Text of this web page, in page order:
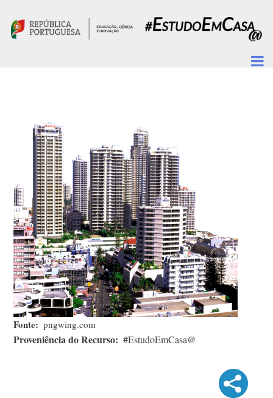
Fonte pngwing.com
Proveniência do Recurso #EstudoEmCasa@